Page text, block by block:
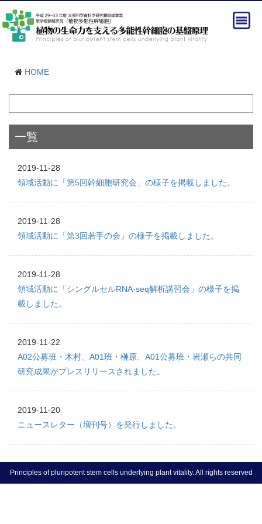
HOME
一覧
2019-11-28
領域活動に「第5回幹細胞研究会」の様子を掲載しました。
2019-11-28
領域活動に「第3回若手の会」の様子を掲載しました。
2019-11-28
領域活動に「シングルセルRNA-seq解析講習会」の様子を掲
載しました。
2019-11-22
A02公募班・木村、A01班・榊原、A01公募班・岩瀬らの共同
研究成果がプレスリリースされました。
2019-11-20
ニュースレター（増刊号）を発行しました。
Principles of pluripotent stem cells underlying plant vitality. All rights reserved